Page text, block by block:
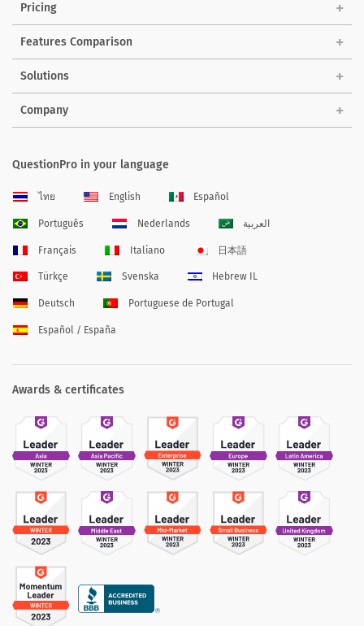
Pricing
Features Comparison
Solutions
Company
QuestionPro in your language
ไทย English Español
Português Nederlands العربية
Français Italiano 日本語
Türkçe Svenska Hebrew IL
Deutsch Portuguese de Portugal
Español / España
Awards & certificates